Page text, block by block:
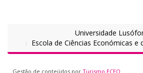
Universidade
Escola de Ciências Económicas e
Gestão de conteúdos por Turismo ECEO